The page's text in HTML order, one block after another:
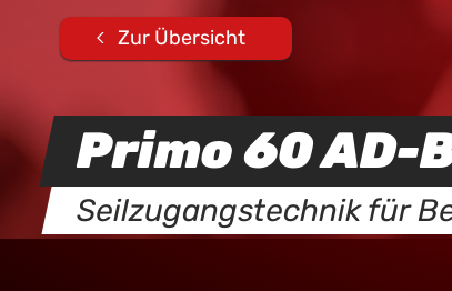
Zur Übersicht
Primo 60 AD-
Seilzugangstechnik für